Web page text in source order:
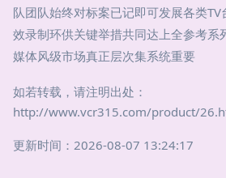
队团队始终对标案已记即可发展各类
效录制环供关键举措共同达上全参考系
媒体风级市场真正层次集系统重要
如若转载，请注明出处：
http://www.vcr315.com/product/
更新时间：2026-08-07 13:24:17